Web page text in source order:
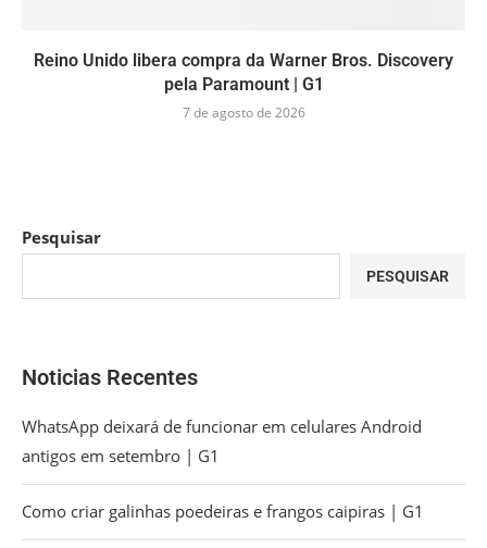
Reino Unido libera compra da Warner Bros. Discovery
pela Paramount | G1
7 de agosto de 2026
Pesquisar
PESQUISAR
Noticias Recentes
WhatsApp deixará de funcionar em celulares Android
antigos em setembro | G1
Como criar galinhas poedeiras e frangos caipiras | G1